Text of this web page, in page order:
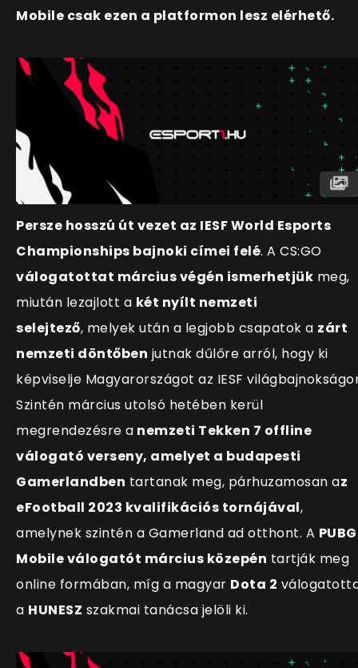
Mobile csak ezen a platformon lesz elérhető.
Persze hosszú út vezet az IESF World Esports
Championships bajnoki címei felé. A CS:GO
válogatottat március végén ismerhetjük meg,
miután lezajlott a két nyílt nemzeti
selejtező, melyek után a legjobb csapatok a zárt
nemzeti döntőben jutnak dűlőre arról, hogy ki
képviselje Magyarországot az IESF
Szintén március utolsó hetében kerül
megrendezésre a nemzeti Tekken 7 offline
válogató verseny, amelyet a budapesti
Gamerlandben tartanak meg, párhuzamosan az
eFootball 2023 kvalifikációs tornájával,
amelynek szintén a Gamerland ad otthont. A PUBG
Mobile válogatót március közepén tartják meg
online formában, míg a magyar Dota 2
a HUNESZ szakmai tanácsa jelöli ki.